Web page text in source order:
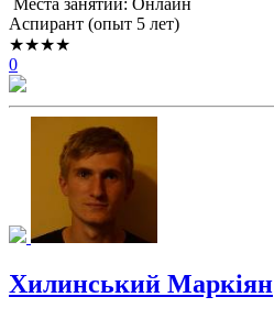
Места занятий: Онлайн
Аспирант (опыт 5 лет)
★★★★
0
Хилинський Маркіян